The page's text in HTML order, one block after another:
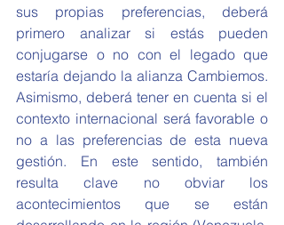
sus propias preferencias, deberá
primero analizar si estás pueden
conjugarse o no con el legado que
estaría dejando la alianza Cambiemos.
Asimismo, deberá tener en cuenta si el
contexto internacional será favorable o
no a las preferencias de esta nueva
gestión. En este sentido, también
resulta clave no obviar los
acontecimientos que se están